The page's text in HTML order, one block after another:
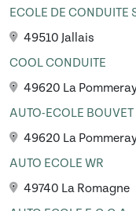
ECOLE DE CONDUITE
49510 Jallais
COOL CONDUITE
49620 La
AUTO-ECOLE BOUVET
49620 La
AUTO ECOLE WR
49740 La Romagne